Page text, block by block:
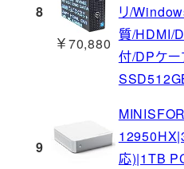
8
￥70,880
リ/
質/HDMI/
付/DPケー
9
応)|1TB